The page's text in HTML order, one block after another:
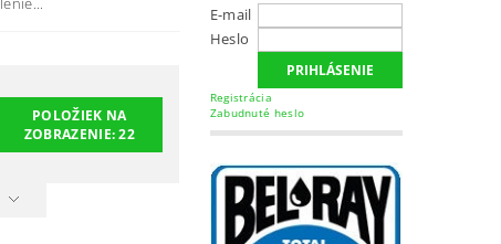
POLOŽIEK NA
ZOBRAZENIE:22
E-mail
Heslo
Registrácia
Zabudnuté heslo